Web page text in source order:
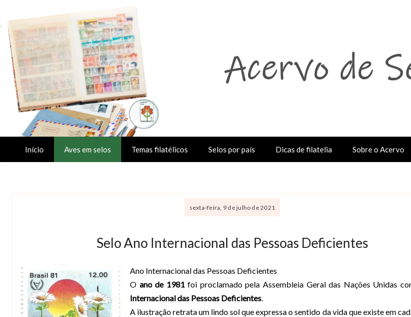
Início Aves em selos Temas filatélicos Selos por país Dicas de filatelia Sobre o Acervo
sexta-feira, 9 de julho de 2021
Selo Ano Internacional das Pessoas Deficientes
Ano Internacional das Pessoas Deficientes
O ano de 1981 foi proclamado pela Assembleia Geral das Nações Unidas
Internacional das Pessoas Deficientes
A ilustração retrata um lindo sol que expressa o sentido da vida que existe em